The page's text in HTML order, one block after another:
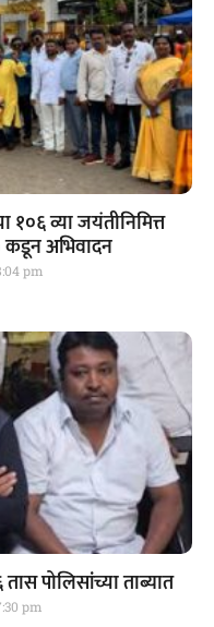
व्या जयंतीनिमित्त
अभिवादन
pm
पोलिसांच्या ताब्यात
pm